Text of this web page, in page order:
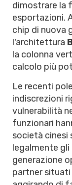
dimostrare la
esportazioni.
chip di nuova
l'architettura
la colonna
calcolo più
Le recenti
indiscrezioni
vulnerabilità
funzionari
società cinesi
legalmente
generazione
partner situati